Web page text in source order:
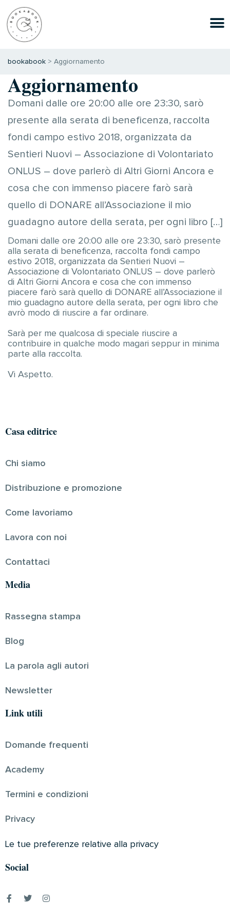
bookabook > Aggiornamento
Aggiornamento
Domani dalle ore 20:00 alle ore 23:30, sarò
presente alla serata di beneficenza, raccolta
fondi campo estivo 2018, organizzata da
Sentieri Nuovi – Associazione di Volontariato
ONLUS – dove parlerò di Altri Giorni Ancora e
cosa che con immenso piacere farò sarà
quello di DONARE all’Associazione il mio
guadagno autore della serata, per ogni libro […]
Domani dalle ore 20:00 alle ore 23:30, sarò presente
alla serata di beneficenza, raccolta fondi campo
estivo 2018, organizzata da Sentieri Nuovi –
Associazione di Volontariato ONLUS – dove parlerò
di Altri Giorni Ancora e cosa che con immenso
piacere farò sarà quello di DONARE all’Associazione il
mio guadagno autore della serata, per ogni libro che
avrò modo di riuscire a far ordinare.
Sarà per me qualcosa di speciale riuscire a
contribuire in qualche modo magari seppur in minima
parte alla raccolta.
Vi Aspetto.
Casa editrice
Chi siamo
Distribuzione e promozione
Come lavoriamo
Lavora con noi
Contattaci
Media
Rassegna stampa
Blog
La parola agli autori
Newsletter
Link utili
Domande frequenti
Academy
Termini e condizioni
Privacy
Le tue preferenze relative alla privacy
Social